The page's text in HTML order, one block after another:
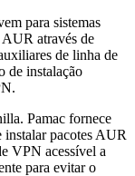
para sistemas
AUR através de
de linha de
de instalação
Pamac fornece
pacotes AUR
VPN acessível a
para evitar o